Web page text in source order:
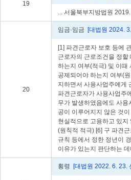
19
... 서울북부지방법원
20
임금·임금 [대법원 2024.
[1] 파견근로자 보호 등에
근로자의 근로조건을 정
하는지 여부(적극) 및 이때
공제되어야 하는지 여부(
지하면서 사용사업주에게
파견근로자가 사용사업주
무가 발생하였음에도 사
공이 이루어지지 않은 것
현실적으로 고용하고 있
(원칙적 적극) [6] 구 파견
규칙 등에서 정한 정년이
이유가 있는지 판단하는
횡령 [대법원 2022. 6. 23.